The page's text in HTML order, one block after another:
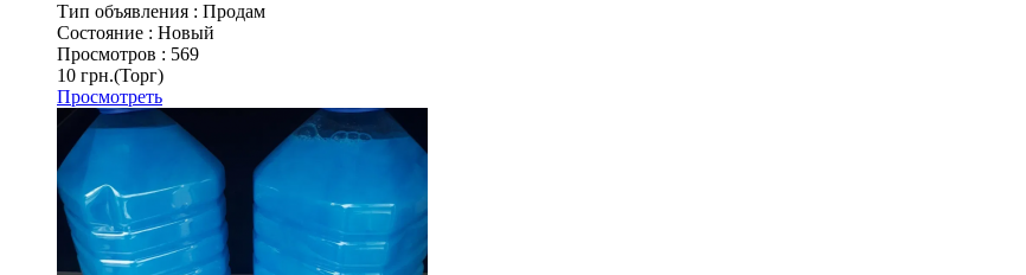
Тип объявления : Продам
Состояние : Новый
Просмотров : 569
10 грн.(Торг)
Просмотреть